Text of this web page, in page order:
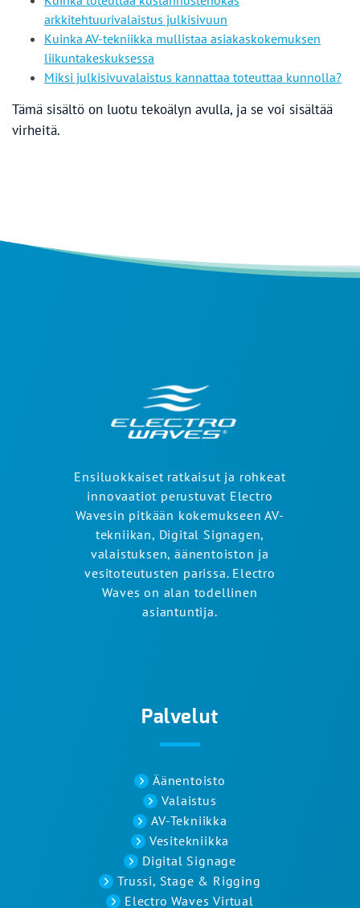
arkkitehtuurivalaistus julkisivuun
Kuinka AV-tekniikka mullistaa asiakaskokemuksen
liikuntakeskuksessa
Miksi julkisivuvalaistus kannattaa toteuttaa kunnolla?
Tämä sisältö on luotu tekoälyn avulla, ja se voi sisältää
virheitä.
Ensiluokkaiset ratkaisut ja rohkeat
innovaatiot perustuvat Electro
Wavesin pitkään kokemukseen AV-
tekniikan, Digital Signagen,
valaistuksen, äänentoiston ja
vesitoteutusten parissa. Electro
Waves on alan todellinen
asiantuntija.
Palvelut
Äänentoisto
Valaistus
AV-Tekniikka
Vesitekniikka
Digital Signage
Trussi, Stage & Rigging
Electro Waves Virtual